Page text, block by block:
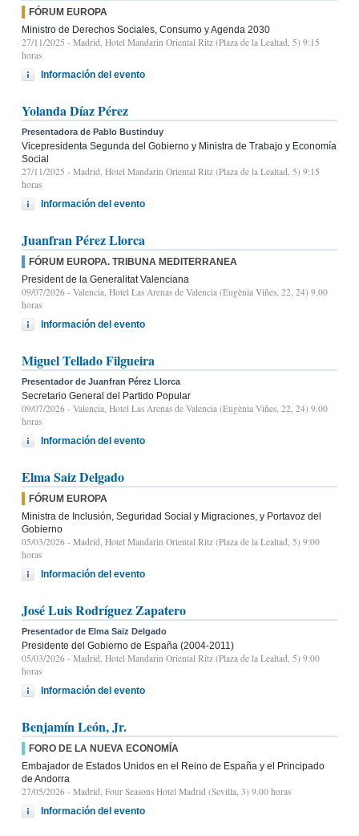
FÓRUM EUROPA
Ministro de Derechos Sociales, Consumo y Agenda 2030
27/11/2025 - Madrid, Hotel Mandarin Oriental Ritz (Plaza de la Lealtad, 5) 9:15
horas
Información del evento
Yolanda Díaz Pérez
Presentadora de Pablo Bustinduy
Vicepresidenta Segunda del Gobierno y Ministra de Trabajo y Economía
Social
27/11/2025 - Madrid, Hotel Mandarin Oriental Ritz (Plaza de la Lealtad, 5) 9:15
horas
Información del evento
Juanfran Pérez Llorca
FÓRUM EUROPA. TRIBUNA MEDITERRANEA
President de la Generalitat Valenciana
09/07/2026 - Valencia, Hotel Las Arenas de Valencia (Eugènia Viñes, 22, 24) 9.00
horas
Información del evento
Miguel Tellado Filgueira
Presentador de Juanfran Pérez Llorca
Secretario General del Partido Popular
09/07/2026 - Valencia, Hotel Las Arenas de Valencia (Eugènia Viñes, 22, 24) 9.00
horas
Información del evento
Elma Saiz Delgado
FÓRUM EUROPA
Ministra de Inclusión, Seguridad Social y Migraciones, y Portavoz del
Gobierno
05/03/2026 - Madrid, Hotel Mandarin Oriental Ritz (Plaza de la Lealtad, 5) 9:00
horas
Información del evento
José Luis Rodríguez Zapatero
Presentador de Elma Saiz Delgado
Presidente del Gobierno de España (2004-2011)
05/03/2026 - Madrid, Hotel Mandarin Oriental Ritz (Plaza de la Lealtad, 5) 9:00
horas
Información del evento
Benjamín León, Jr.
FORO DE LA NUEVA ECONOMÍA
Embajador de Estados Unidos en el Reino de España y el Principado
de Andorra
27/05/2026 - Madrid, Four Seasons Hotel Madrid (Sevilla, 3) 9.00 horas
Información del evento